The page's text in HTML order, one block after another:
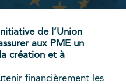
de l’Union
aux PME un
création et à
financièrement les